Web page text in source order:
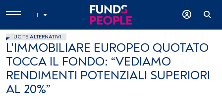
IT
UCITS ALTERNATIVI
L'IMMOBILIARE EUROPEO QUOTATO
TOCCA IL FONDO: “VEDIAMO
RENDIMENTI POTENZIALI SUPERIORI
AL 20%”